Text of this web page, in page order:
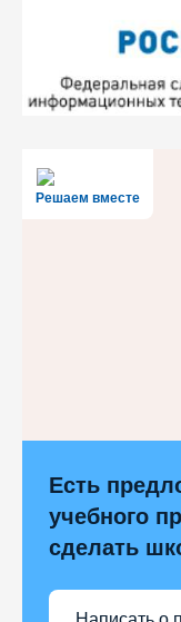
Решаем вместе
Есть
учебного
сделать